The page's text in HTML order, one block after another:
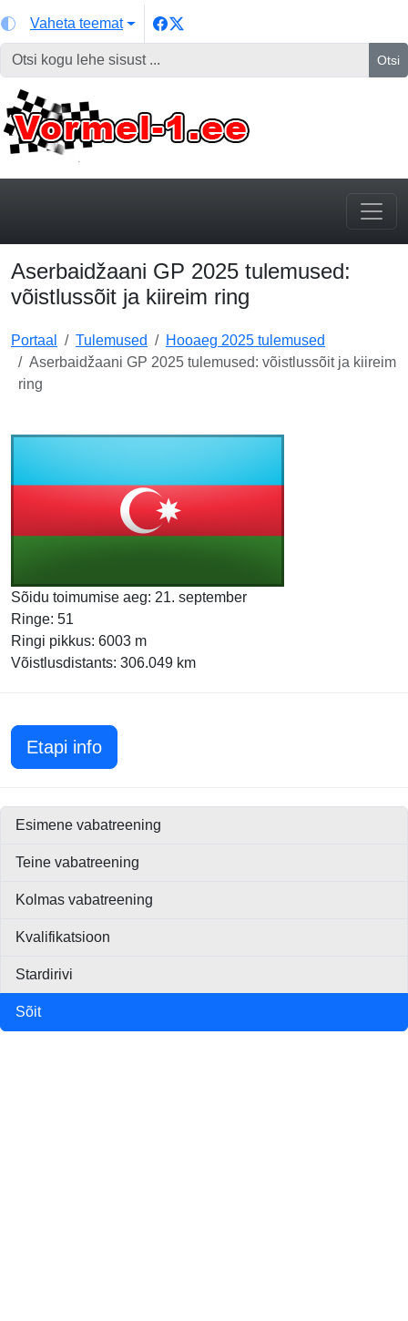
Vaheta teemat
Otsi
Aserbaidžaani GP 2025 tulemused:
võistlussõit ja kiireim ring
Portaal Tulemused
Hooaeg 2025 tulemused
Aserbaidžaani GP 2025 tulemused: võistlussõit ja kiireim
ring
Sõidu toimumise aeg: 21. september
Ringe: 51
Ringi pikkus: 6003 m
Võistlusdistants: 306.049 km
Etapi infoAserbaidžaani GP 2025
Esimene vabatreening
Teine vabatreening
Kolmas vabatreening
Kvalifikatsioon
Stardirivi
Sõit